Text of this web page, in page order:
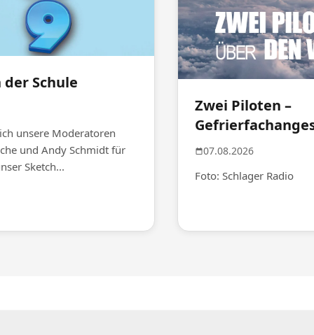
der Schule
unsere Moderatoren
und Andy Schmidt für
Sketch...
Zwei Piloten –
07.08.2026
Foto: Schlager Radio